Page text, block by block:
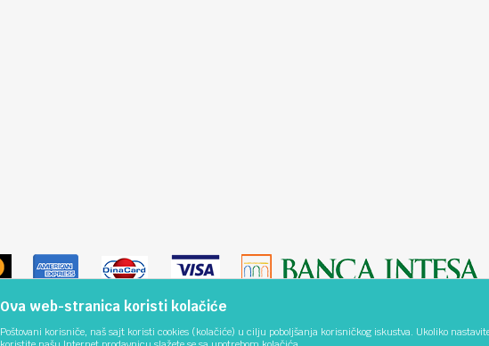
Ova web-stranica koristi kolačiće
Poštovani korisniče, naš sajt koristi cookies (kolačiće) u cilju poboljšanja korisničkog iskustva. Ukoliko